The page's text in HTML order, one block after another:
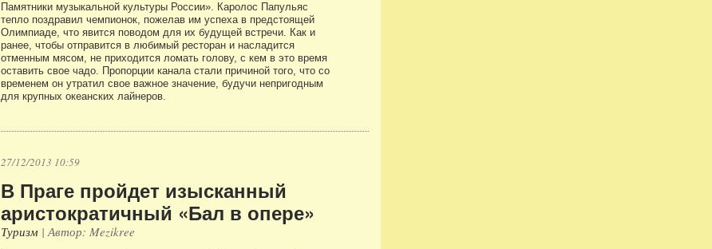
Памятники музыкальной культуры России». Каролос Папульяс
тепло поздравил чемпионок, пожелав им успеха в предстоящей
Олимпиаде, что явится поводом для их будущей встречи. Как и
ранее, чтобы отправится в любимый ресторан и насладится
отменным мясом, не приходится ломать голову, с кем в это время
оставить свое чадо. Пропорции канала стали причиной того, что со
временем он утратил свое важное значение, будучи непригодным
для крупных океанских лайнеров.
27/12/2013 10:59
В Праге пройдет изысканный
аристократичный «Бал в опере»
Туризм | Автор: Mezikree